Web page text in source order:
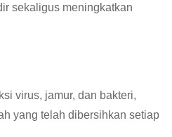
sekaligus meningkatkan
virus, jamur, dan bakteri,
yang telah dibersihkan setiap